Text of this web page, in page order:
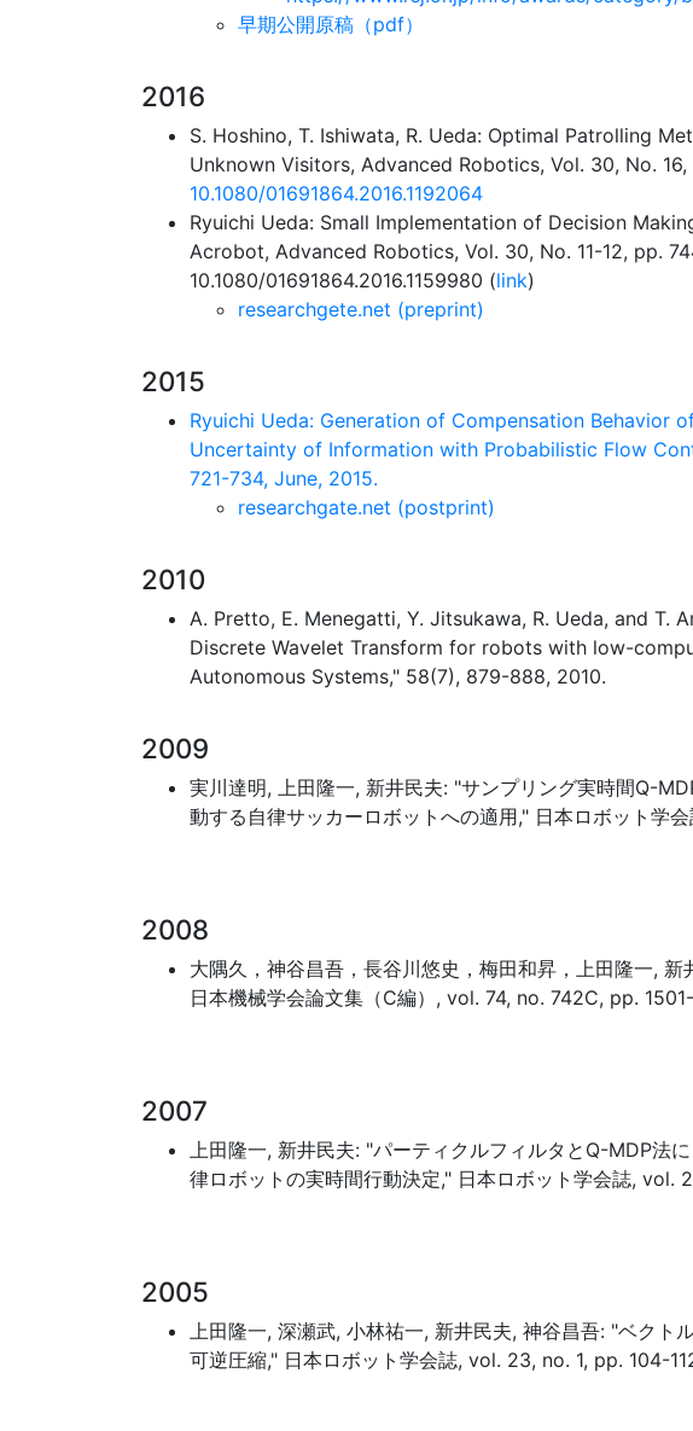
早期公開原稿（pdf）
2016
S. Hoshino, T. Ishiwata, R. Ueda: Optimal Patrolling
Unknown Visitors, Advanced Robotics, Vol. 30, No.
10.1080/01691864.2016.1192064
Ryuichi Ueda: Small Implementation of Decision
Acrobot, Advanced Robotics, Vol. 30, No. 11-12, pp.
10.1080/01691864.2016.1159980 (link)
researchgete.net (preprint)
2015
Ryuichi Ueda: Generation of Compensation Behavior
Uncertainty of Information with Probabilistic Flow
721-734, June, 2015.
researchgate.net (postprint)
2010
A. Pretto, E. Menegatti, Y. Jitsukawa, R. Ueda, and T.
Discrete Wavelet Transform for robots with low-
Autonomous Systems," 58(7), 879-888, 2010.
2009
実川達明, 上田隆一, 新井民夫: "サンプリング実時間Q-
動する自律サッカーロボットへの適用," 日本ロボット学
2008
大隅久，神谷昌吾，長谷川悠史，梅田和昇，上田隆一,
日本機械学会論文集（C編）, vol. 74, no. 742C, pp.
2007
上田隆一, 新井民夫: "パーティクルフィルタとQ-MDP法
律ロボットの実時間行動決定," 日本ロボット学会誌, vol.
2005
上田隆一, 深瀬武, 小林祐一, 新井民夫, 神谷昌吾: "ベクト
可逆圧縮," 日本ロボット学会誌, vol. 23, no. 1, pp. 104-